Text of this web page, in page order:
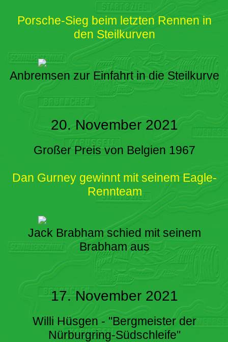
Porsche-Sieg beim letzten Rennen in
den Steilkurven
Anbremsen zur Einfahrt in die Steilkurve
20. November 2021
Großer Preis von Belgien 1967
Dan Gurney gewinnt mit seinem Eagle-
Rennteam
Jack Brabham schied mit seinem
Brabham aus
17. November 2021
Willi Hüsgen - "Bergmeister der
Nürburgring-Südschleife"